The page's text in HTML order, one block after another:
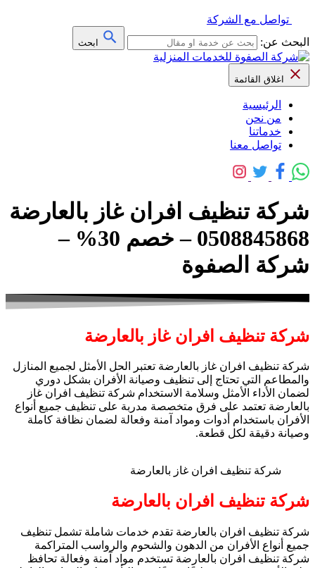
تواصل مع الشركة
البحث عن:
ابحث
اغلاق القائمة
الرئيسية
من نحن
خدماتنا
تواصل معنا
شركة تنظيف افران غاز بالعارضة
0508845868 – خصم 30% –
شركة الصفوة
شركة تنظيف افران غاز بالعارضة
شركة تنظيف افران غاز بالعارضة تعتبر الحل الأمثل لجميع المنازل
والمطاعم التي تحتاج إلى تنظيف وصيانة الأفران بشكل دوري
لضمان الأداء الأمثل وسلامة الاستخدام شركة تنظيف افران غاز
بالعارضة تعتمد على فرق متخصصة مدربة على تنظيف جميع أنواع
الأفران باستخدام أدوات ومواد آمنة وفعالة لضمان نظافة كاملة
وصيانة دقيقة لكل قطعة.
شركة تنظيف افران غاز بالعارضة
شركة تنظيف افران بالعارضة
شركة تنظيف افران بالعارضة تقدم خدمات شاملة تشمل تنظيف
جميع أنواع الأفران من الدهون والشحوم والرواسب المتراكمة
شركة تنظيف افران بالعارضة تستخدم مواد آمنة وفعالة تحافظ